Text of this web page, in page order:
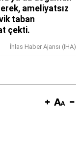
ameliyatsız
taban
çekti.
İhlas Haber Ajansı (IHA)